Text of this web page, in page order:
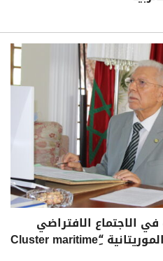
الاجتماع الافتراضي
حول إطلاق الكتلة البحرية الموريتانية “ِCluster maritime